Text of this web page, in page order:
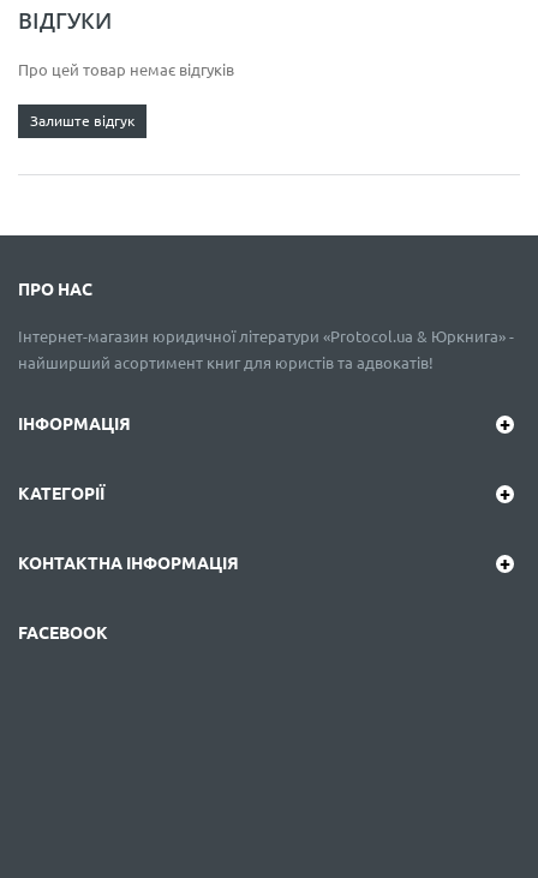
ВІДГУКИ
Про цей товар немає відгуків
Залиште відгук
ПРО НАС
Інтернет-магазин юридичної літератури «Protocol.ua & Юркнига» -
найширший асортимент книг для юристів та адвокатів!
ІНФОРМАЦІЯ
КАТЕГОРІЇ
КОНТАКТНА ІНФОРМАЦІЯ
FACEBOOK